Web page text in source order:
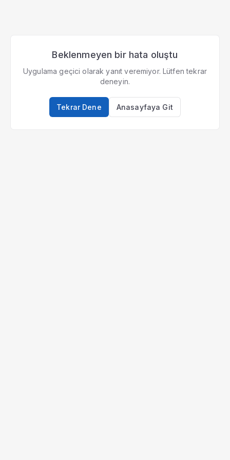
Beklenmeyen bir hata oluştu
Uygulama geçici olarak yanıt veremiyor. Lütfen tekrar
deneyin.
Tekrar Dene Anasayfaya Git